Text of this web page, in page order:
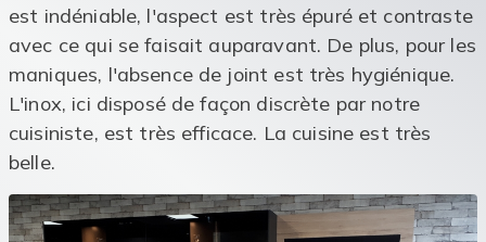
est indéniable, l'aspect est très épuré et contraste
avec ce qui se faisait auparavant. De plus, pour les
maniques, l'absence de joint est très hygiénique.
L'inox, ici disposé de façon discrète par notre
cuisiniste, est très efficace. La cuisine est très
belle.